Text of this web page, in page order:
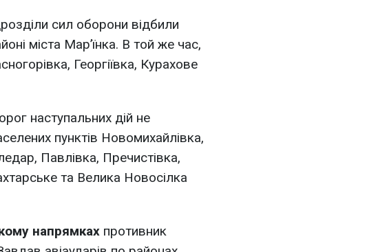
сил оборони відбили
міста Мар’їнка. В той же час,
Георгіївка, Курахове
наступальних дій не
пунктів Новомихайлівка,
Павлівка, Пречистівка,
та Велика Новосілка
напрямках противник